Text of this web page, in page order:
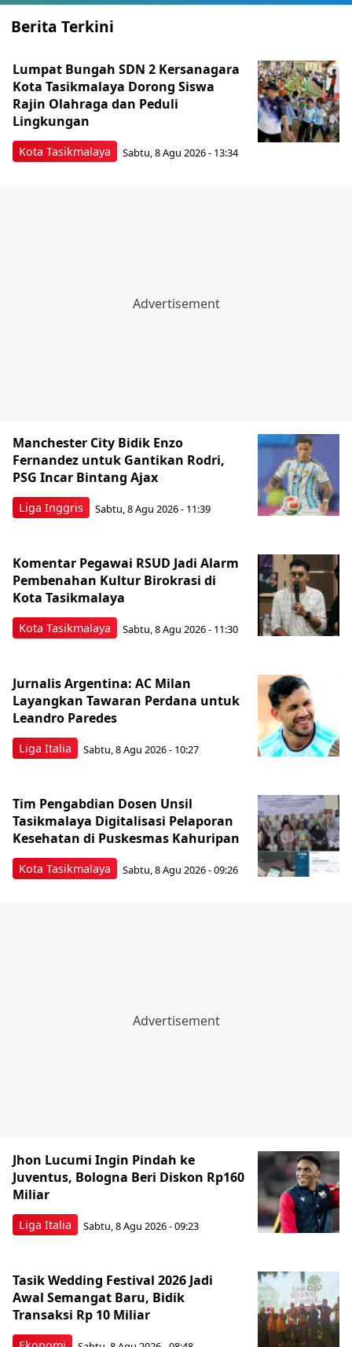
Berita Terkini
Kota Tasikmalaya
Lumpat Bungah SDN 2 Kersanagara
Kota Tasikmalaya Dorong Siswa
Rajin Olahraga dan Peduli
Lingkungan
Sabtu, 8 Agu 2026 - 13:34
Liga Inggris
Manchester City Bidik Enzo
Fernandez untuk Gantikan Rodri,
PSG Incar Bintang Ajax
Sabtu, 8 Agu 2026 - 11:39
Kota Tasikmalaya
Komentar Pegawai RSUD Jadi Alarm
Pembenahan Kultur Birokrasi di
Kota Tasikmalaya
Sabtu, 8 Agu 2026 - 11:30
Liga Italia
Jurnalis Argentina: AC Milan
Layangkan Tawaran Perdana untuk
Leandro Paredes
Sabtu, 8 Agu 2026 - 10:27
Kota Tasikmalaya
Tim Pengabdian Dosen Unsil
Tasikmalaya Digitalisasi Pelaporan
Kesehatan di Puskesmas Kahuripan
Sabtu, 8 Agu 2026 - 09:26
Liga Italia
Jhon Lucumi Ingin Pindah ke
Juventus, Bologna Beri Diskon Rp160
Miliar
Sabtu, 8 Agu 2026 - 09:23
Tasik Wedding Festival 2026 Jadi
Awal Semangat Baru, Bidik
Transaksi Rp 10 Miliar